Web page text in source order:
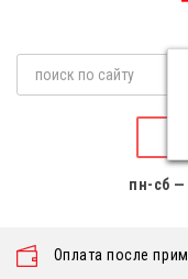
пн-сб —
Оплата после